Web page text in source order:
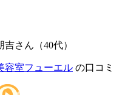
吉さん（40代）
容室フューエル の口コミ